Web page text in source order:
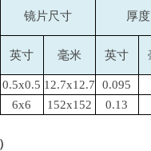
镜片尺寸 厚度
英寸 毫米 英寸
0.5x0.5 12.7x12.7 0.095
6x6 152x152 0.13